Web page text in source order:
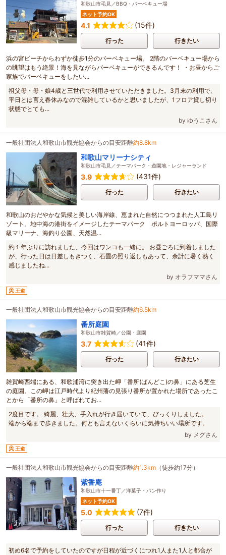
和歌山市毛見／BBQ・バーベキュー場
ネット予約OK
4.1 (15件)
行った 行きたい
浜の宮ビーチからわずか徒歩1分のバーベキュー場。 2階のバーベキュー場から
の眺望はもう絶景！海を見ながらバーベキューができるんです！ ・お昼からご
家族でバーベキューをしたい...
祖父母・母・娘4歳と三世代で利用させていただきました。3月末の利用で、
平日とは言え春休みなので混雑しているかと思いましたが、1フロア貸し切り
状態でとても...
by ゆうこさん
一般社団法人和歌山市観光協会からの目安距離約8.8km
和歌山マリーナシティ
和歌山市毛見／テーマパーク・遊園地・レジャーランド
3.9 (431件)
行った 行きたい
和歌山のおだやかな気候と美しい海岸線、恵まれた自然につつまれた人工島リ
ゾート。地中海の港街をイメージしたテーマパーク ポルトヨーロッパ、国際
級マリーナ、海釣り公園、天然温...
約１年ぶりに訪れました、今回はワンコも一緒に。 お昼ごろに到着しました
が、行った日は日差しもきつく、石畳の照り返しもあって、余計に暑く熱く
感じましたね...
by オラフママさん
王道
一般社団法人和歌山市観光協会からの目安距離約6.5km
番所庭園
和歌山市雑賀崎／公園・庭園
3.7 (41件)
行った 行きたい
雑賀崎西端にある、和歌浦湾に突き出た岬「番所(ばんどこ)の鼻」にある芝生
の庭園。この岬は江戸時代より紀州藩の見張り番所が置かれた場所であったこ
とから「番所の鼻」と呼ばれてお...
2度目です。 綺麗、壮大、手入れが行き届いていて、びっくりしました。
端から端まで歩きました。何とも言えないくらいに気持ちいい場所です。
by メグさん
王道
一般社団法人和歌山市観光協会からの目安距離約1.3km （徒歩約17分）
紫香庵
和歌山市十一番丁／洋菓子・パン作り
ネット予約OK
5.0 (7件)
行った 行きたい
初め6名で予約をしていたのですが日程が近づくにつれ1人また1人と都合が